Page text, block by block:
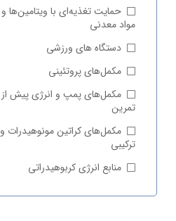
حمایت تغذیه‌ای با ویتامین‌ها و
مواد معدنی
دستگاه های ورزشی
مکمل‌های پروتئینی
مکمل‌های پمپ و انرژی پیش‌ از
تمرین
مکمل‌های کراتین مونوهیدرات و
ترکیبی
منابع انرژی کربوهیدراتی